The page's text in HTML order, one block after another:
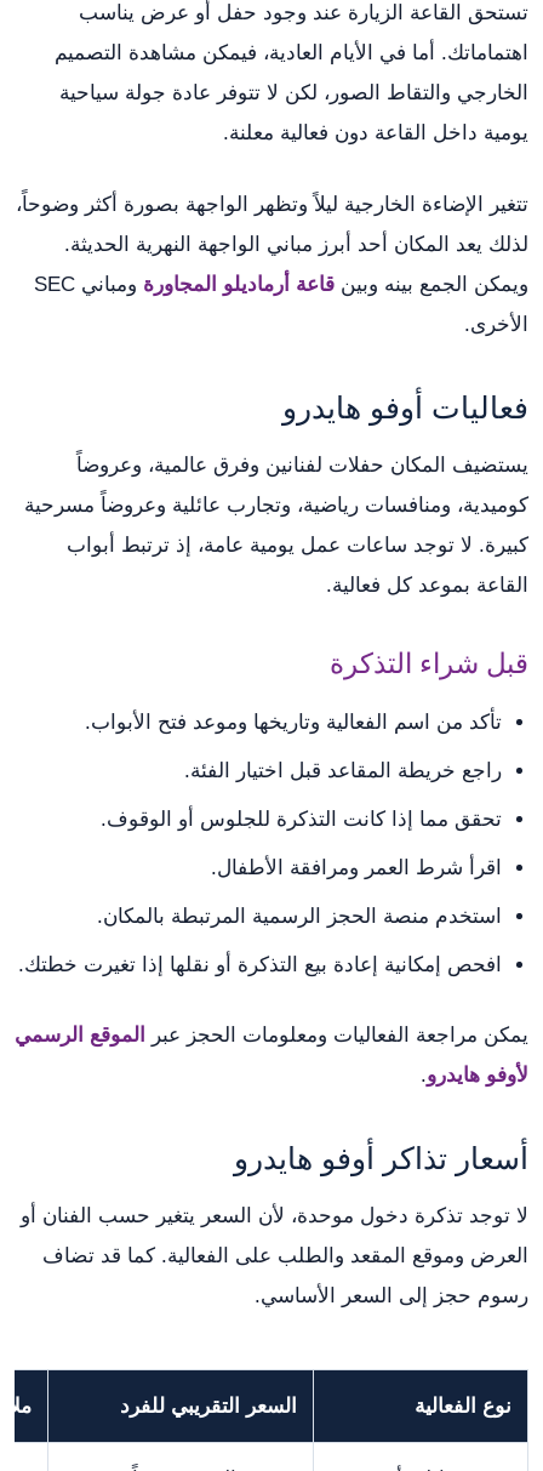
تستحق القاعة الزيارة عند وجود حفل أو عرض يناسب
اهتماماتك. أما في الأيام العادية، فيمكن مشاهدة التصميم
الخارجي والتقاط الصور، لكن لا تتوفر عادة جولة سياحية
يومية داخل القاعة دون فعالية معلنة.
تتغير الإضاءة الخارجية ليلاً وتظهر الواجهة بصورة أكثر وضوحاً،
لذلك يعد المكان أحد أبرز مباني الواجهة النهرية الحديثة.
ويمكن الجمع بينه وبين قاعة أرماديلو المجاورة
ومباني SEC
الأخرى.
فعاليات أوفو هايدرو
يستضيف المكان حفلات لفنانين وفرق عالمية، وعروضاً
كوميدية، ومنافسات رياضية، وتجارب عائلية وعروضاً مسرحية
كبيرة. لا توجد ساعات عمل يومية عامة، إذ ترتبط أبواب
القاعة بموعد كل فعالية.
قبل شراء التذكرة
تأكد من اسم الفعالية وتاريخها وموعد فتح الأبواب.
راجع خريطة المقاعد قبل اختيار الفئة.
تحقق مما إذا كانت التذكرة للجلوس أو الوقوف.
اقرأ شرط العمر ومرافقة الأطفال.
استخدم منصة الحجز الرسمية المرتبطة بالمكان.
افحص إمكانية إعادة بيع التذكرة أو نقلها إذا تغيرت خطتك.
يمكن مراجعة الفعاليات ومعلومات الحجز عبر
الموقع الرسمي
لأوفو هايدرو.
أسعار تذاكر أوفو هايدرو
لا توجد تذكرة دخول موحدة، لأن السعر يتغير حسب الفنان أو
العرض وموقع المقعد والطلب على الفعالية. كما قد تضاف
رسوم حجز إلى السعر الأساسي.
نوع الفعالية السعر التقريبي للفرد